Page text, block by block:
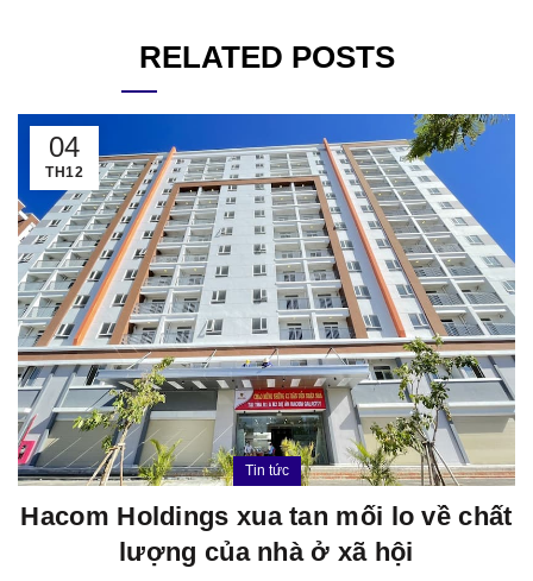
RELATED POSTS
04
TH12
Tin tức
Hacom Holdings xua tan mối lo về chất
lượng của nhà ở xã hội